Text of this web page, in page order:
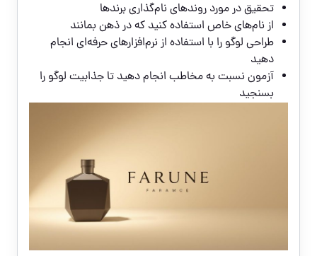
تحقیق در مورد روندهای نام‌گذاری برندها
از نام‌های خاص استفاده کنید که در ذهن بمانند
طراحی لوگو را با استفاده از نرم‌افزارهای حرفه‌ای انجام
دهید
آزمون نسبت به مخاطب انجام دهید تا جذابیت لوگو را
بسنجید